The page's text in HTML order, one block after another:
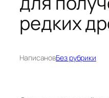
редких
НаписановБез рубрики